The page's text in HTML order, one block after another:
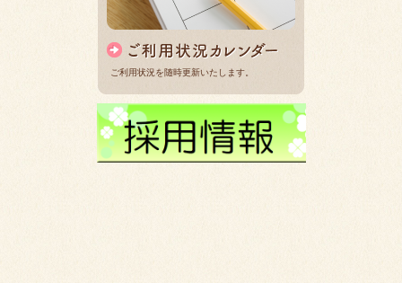
ご利用状況を随時更新いたします。